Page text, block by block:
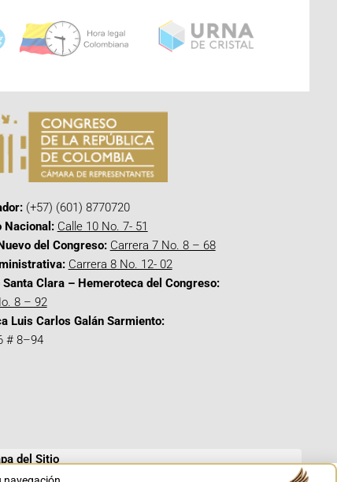
(+57) (601) 8770720
Nacional: Calle 10 No. 7- 51
del Congreso: Carrera 7 No. 8 – 68
Carrera 8 No. 12- 02
Clara – Hemeroteca del Congreso:
8 – 92
Luis Carlos Galán Sarmiento:
# 8–94
del Sitio